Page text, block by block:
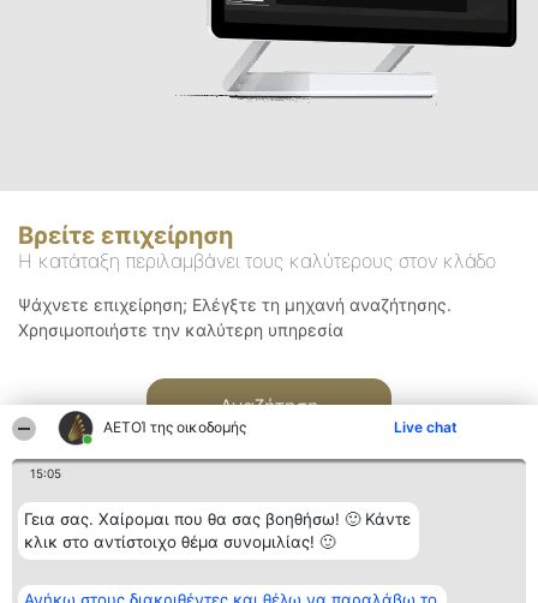
ΑΕΤΟΊ της οικοδομής Live chat
15:05
Γεια σας. Χαίρομαι που θα σας βοηθήσω! 🙂 Κάντε
κλικ στο αντίστοιχο θέμα συνομιλίας! 🙂
Βρείτε επιχείρηση
Η κατάταξη περιλαμβάνει τους καλύτερους στον κλάδο
Ψάχνετε επιχείρηση; Ελέγξτε τη μηχανή αναζήτησης.
Χρησιμοποιήστε την καλύτερη υπηρεσία
Αναζήτηση
Διοργανωτής της
κατάταξης
Κατάταξη
Διακριθέντες
Επικοινωνία
Επικοινωνία